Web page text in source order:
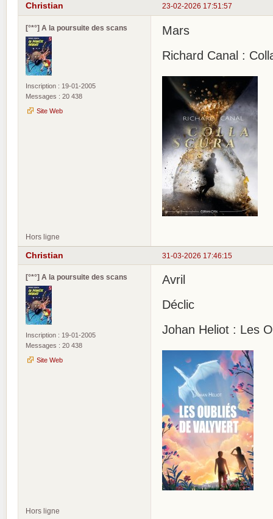
23-02-2026 17:51:57
Christian
[°*°] A la poursuite des scans
Inscription : 19-01-2005
Messages : 20 438
Site Web
Mars
Richard Canal :
Hors ligne
31-03-2026 17:46:15
Christian
[°*°] A la poursuite des scans
Inscription : 19-01-2005
Messages : 20 438
Site Web
Avril
Déclic
Johan Heliot : Les
Hors ligne